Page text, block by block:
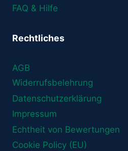
FAQ & Hilfe
Rechtliches
AGB
Widerrufsbelehrung
Datenschutzerklärung
Impressum
Echtheit von Bewertungen
Cookie Policy (EU)